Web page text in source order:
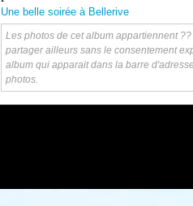
Une belle soirée à Bellerive
Les photos de cet album appartiennent
partager ailleurs sans le consentement
album qui apparait dans la barre
photos.